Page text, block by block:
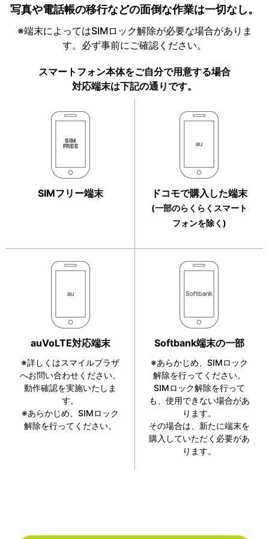
写真や電話帳の移行などの面倒な作業は一切なし。
※端末によってはSIMロック解除が必要な場合がありま
す。必ず事前にご確認ください。
スマートフォン本体をご自分で用意する場合
対応端末は下記の通りです。
SIMフリー端末 ドコモで購入した端末
(一部のらくらくスマート
フォンを除く)
auVoLTE対応端末
※詳しくはスマイルプラザ
へお問い合わせください。
動作確認を実施いたしま
す。
※あらかじめ、SIMロック
解除を行ってください。
Softbank端末の一部
※あらかじめ、SIMロック
解除を行ってください。
SIMロック解除を行って
も、使用できない場合があ
ります。
その場合は、新たに端末を
購入していただく必要があ
ります。